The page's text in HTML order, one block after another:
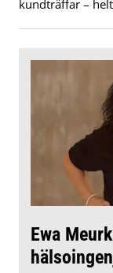
kundträffar –
Ewa